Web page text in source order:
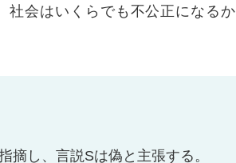
社会はいくらでも不公正になるか
摘し、言説Sは偽と主張する。